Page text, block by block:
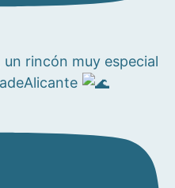
un rincón muy especial